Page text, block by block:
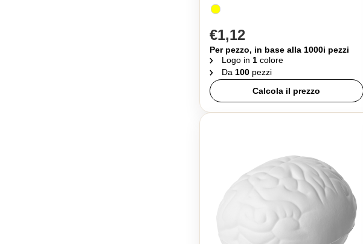
€1,12
Per pezzo, in base alla 1000i pezzi
Logo in 1 colore
Da 100 pezzi
Calcola il prezzo